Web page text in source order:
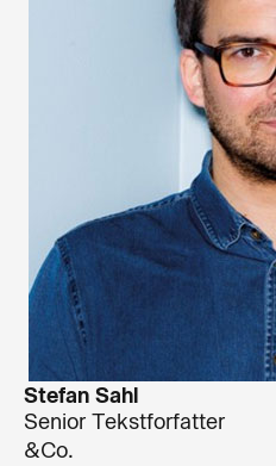
Stefan Sahl
Senior Tekstforfatter
&Co.